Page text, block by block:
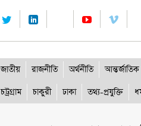
জাতীয় রাজনীতি অর্থনীতি আন্তর্জাতিক
চট্রগ্রাম চাকুরী ঢাকা তথ্য-প্রযুক্তি